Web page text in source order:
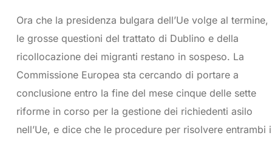
Ora che la presidenza bulgara dell’Ue volge al termine,
le grosse questioni del trattato di Dublino e della
ricollocazione dei migranti restano in sospeso. La
Commissione Europea sta cercando di portare a
conclusione entro la fine del mese cinque delle sette
riforme in corso per la gestione dei richiedenti asilo
nell’Ue, e dice che le procedure per risolvere entrambi i